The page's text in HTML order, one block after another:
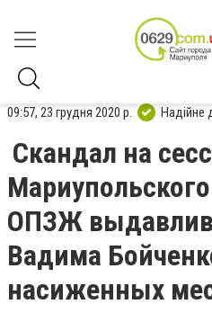
09:57, 23 грудня 2020 р. Надійне
Скандал на
ОПЗЖ
Вадима
насиженных